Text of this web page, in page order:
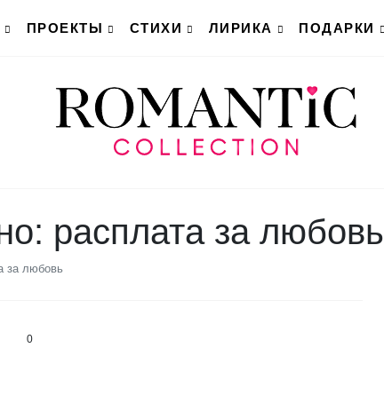
ПРОЕКТЫ СТИХИ ЛИРИКА ПОДАРКИ
расплата за любовь
за любовь
0